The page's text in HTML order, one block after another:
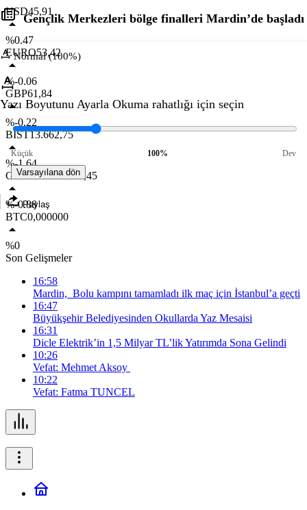
USD45,91
%0.47
EURO53,42
%-0.06
GBP61,84
%-0.22
BIST13.662,75
%-1.64
GR. ALTIN6.658,45
%-0.88
BTC0,000000
%0
Son Gelişmeler
16:58
Mardin, Bolu kampını tamamladı ilk maç için İstanbul’a geçti
16:47
Büyükşehir Belediyesinden Okullarda Yaz Mesaisi
16:31
Dicle Elektrik’in 1,5 Milyar TL’lik Yatırımda Sona Gelindi
10:26
Vefat: Mehmet Aksoy
10:22
Vefat: Fatma TUNCEL
Gençlik Merkezleri bölge finalleri Mardin’de başladı
Normal (100%)
Yazı Boyutunu Ayarla Okuma rahatlığı için seçin
Küçük 100% Dev
Varsayılana dön
Paylaş